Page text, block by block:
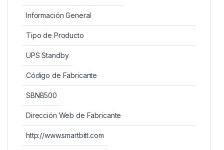
Información General
Tipo de Producto
UPS Standby
Código de Fabricante
SBNB500
Dirección Web de Fabricante
http://www.smartbitt.com